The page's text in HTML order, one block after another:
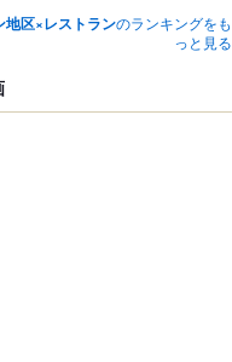
地区×レストランのランキングをも
っと見る